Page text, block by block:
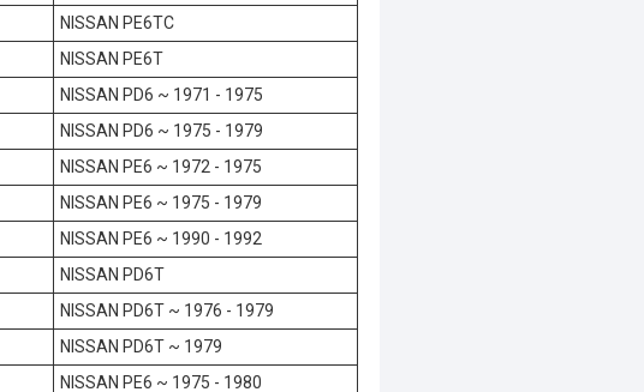
NISSAN PE6TC
NISSAN PE6T
NISSAN PD6 ~ 1971 - 1975
NISSAN PD6 ~ 1975 - 1979
NISSAN PE6 ~ 1972 - 1975
NISSAN PE6 ~ 1975 - 1979
NISSAN PE6 ~ 1990 - 1992
NISSAN PD6T
NISSAN PD6T ~ 1976 - 1979
NISSAN PD6T ~ 1979
NISSAN PE6 ~ 1975 - 1980